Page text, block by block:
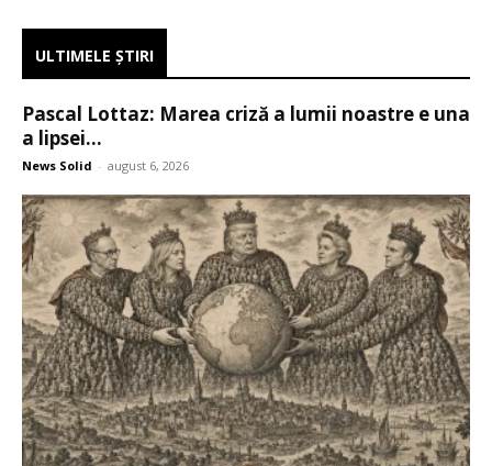
ULTIMELE ŞTIRI
Pascal Lottaz: Marea criză a lumii noastre e una
a lipsei...
News Solid - august 6, 2026